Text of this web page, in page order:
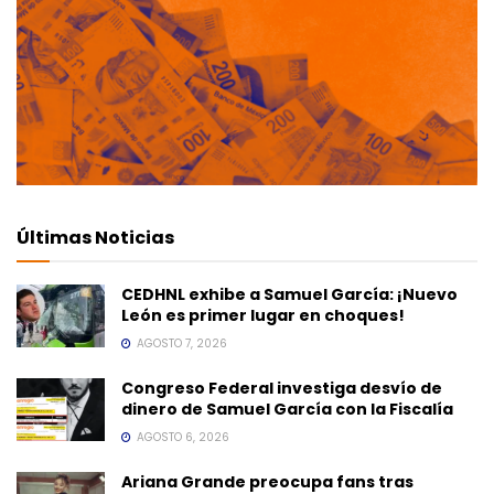
Últimas Noticias
CEDHNL exhibe a Samuel García: ¡Nuevo
León es primer lugar en choques!
AGOSTO 7, 2026
Congreso Federal investiga desvío de
dinero de Samuel García con la Fiscalía
AGOSTO 6, 2026
Ariana Grande preocupa fans tras